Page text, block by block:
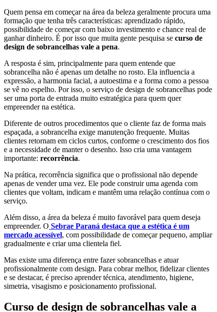
Quem pensa em começar na área da beleza geralmente procura uma
formação que tenha três características: aprendizado rápido,
possibilidade de começar com baixo investimento e chance real de
ganhar dinheiro. É por isso que muita gente pesquisa se curso de
design de sobrancelhas vale a pena.
A resposta é sim, principalmente para quem entende que
sobrancelha não é apenas um detalhe no rosto. Ela influencia a
expressão, a harmonia facial, a autoestima e a forma como a pessoa
se vê no espelho. Por isso, o serviço de design de sobrancelhas pode
ser uma porta de entrada muito estratégica para quem quer
empreender na estética.
Diferente de outros procedimentos que o cliente faz de forma mais
espaçada, a sobrancelha exige manutenção frequente. Muitas
clientes retornam em ciclos curtos, conforme o crescimento dos fios
e a necessidade de manter o desenho. Isso cria uma vantagem
importante: recorrência.
Na prática, recorrência significa que o profissional não depende
apenas de vender uma vez. Ele pode construir uma agenda com
clientes que voltam, indicam e mantêm uma relação contínua com o
serviço.
Além disso, a área da beleza é muito favorável para quem deseja
empreender. O Sebrae Paraná destaca que a estética é um
mercado acessível, com possibilidade de começar pequeno, ampliar
gradualmente e criar uma clientela fiel.
Mas existe uma diferença entre fazer sobrancelhas e atuar
profissionalmente com design. Para cobrar melhor, fidelizar clientes
e se destacar, é preciso aprender técnica, atendimento, higiene,
simetria, visagismo e posicionamento profissional.
Curso de design de sobrancelhas vale a